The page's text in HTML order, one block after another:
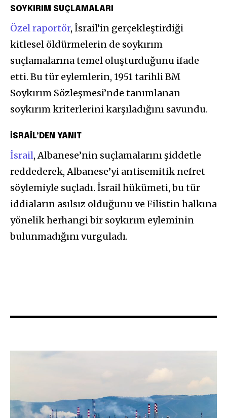
SOYKIRIM SUÇLAMALARI
Özel raportör, İsrail’in gerçekleştirdiği
kitlesel öldürmelerin de soykırım
suçlamalarına temel oluşturduğunu ifade
etti. Bu tür eylemlerin, 1951 tarihli BM
Soykırım Sözleşmesi’nde tanımlanan
soykırım kriterlerini karşıladığını savundu.
İSRAİL’DEN YANIT
İsrail, Albanese’nin suçlamalarını şiddetle
reddederek, Albanese’yi antisemitik nefret
söylemiyle suçladı. İsrail hükümeti, bu tür
iddiaların asılsız olduğunu ve Filistin halkına
yönelik herhangi bir soykırım eyleminin
bulunmadığını vurguladı.